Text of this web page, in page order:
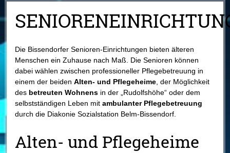
Die Bissendorfer Senioren-Einrichtungen bieten älteren
Menschen ein Zuhause nach Maß. Die Senioren können
dabei wählen zwischen professioneller Pflegebetreuung in
einem der beiden Alten- und Pflegeheime, der Möglichkeit
des betreuten Wohnensin der „Rudolfshöhe“ oder dem
selbstständigen Leben mit ambulanter Pflegebetreuung
durch die Diakonie Sozialstation Belm-Bissendorf.
Alten- und Pflegeheime